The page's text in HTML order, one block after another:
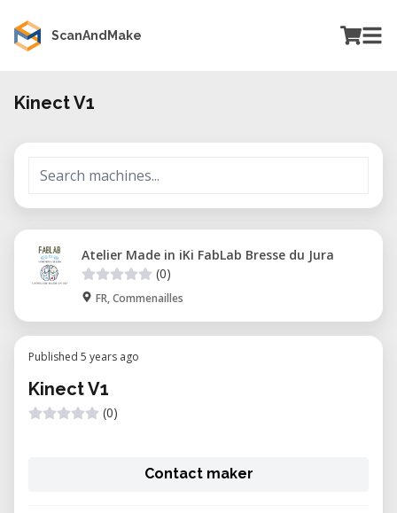
ScanAndMake
Kinect V1
Atelier Made in iKi FabLab Bresse du Jura
(0)
FR, Commenailles
Published 5 years ago
Kinect V1
(0)
Contact maker